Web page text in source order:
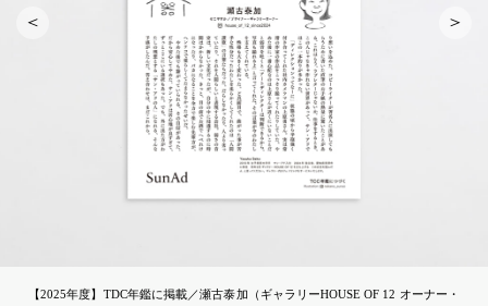
【2025年度】TDC年鑑に掲載／瀬古泰加（ギャラリーHOUSE OF 12 オーナー・